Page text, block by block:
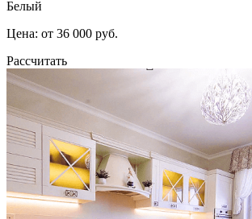
Белый
Цена: от 36 000 руб.
Рассчитать